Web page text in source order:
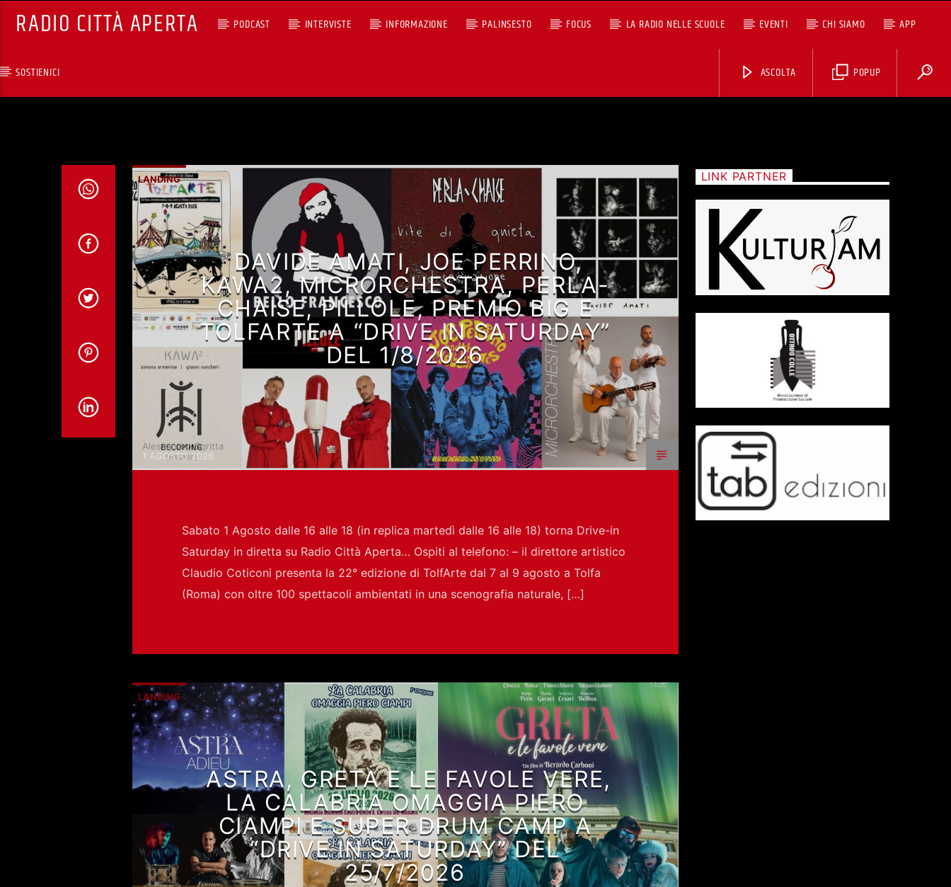
RADIO CITTÀ APERTA PODCAST INTERVISTE INFORMAZIONE PALINSESTO FOCUS LA RADIO NELLE SCUOLE EVENTI CHI SIAMO APP
SOSTIENICI POPUP
ASCOLTA
Ascoltaci dal pc
Sostieni Radio Città Aperta
ASCOLTA TUTTI I PODCAST
LANDING
DAVIDE AMATI, JOE PERRINO,
KAWA2, MICRORCHESTRA, PERLA-
CHAISE, PILLOLE, PREMIO BIG E
TOLFARTE A “DRIVE IN SATURDAY”
DEL 1/8/2026
Alessandro Sgritta
1 AGOSTO 2026
Sabato 1 Agosto dalle 16 alle 18 (in replica martedì dalle 16 alle 18) torna Drive-in
Saturday in diretta su Radio Città Aperta… Ospiti al telefono: – il direttore artistico
Claudio Coticoni presenta la 22° edizione di TolfArte dal 7 al 9 agosto a Tolfa
(Roma) con oltre 100 spettacoli ambientati in una scenografia naturale, […]
LANDING
ASTRA, GRETA E LE FAVOLE VERE,
LA CALABRIA OMAGGIA PIERO
CIAMPI E SUPER DRUM CAMP A
“DRIVE IN SATURDAY” DEL
25/7/2026
LINK PARTNER